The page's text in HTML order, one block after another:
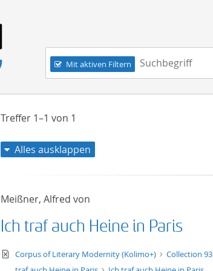
Navigation
Mit aktiven Filtern
Suchbegriff:
Treffer 1–1 von 1
Alles ausklappen
Meißner, Alfred von
Ich traf auch Heine in Paris
text/xml
Corpus of Literary Modernity (Kolimo+) Collection 93